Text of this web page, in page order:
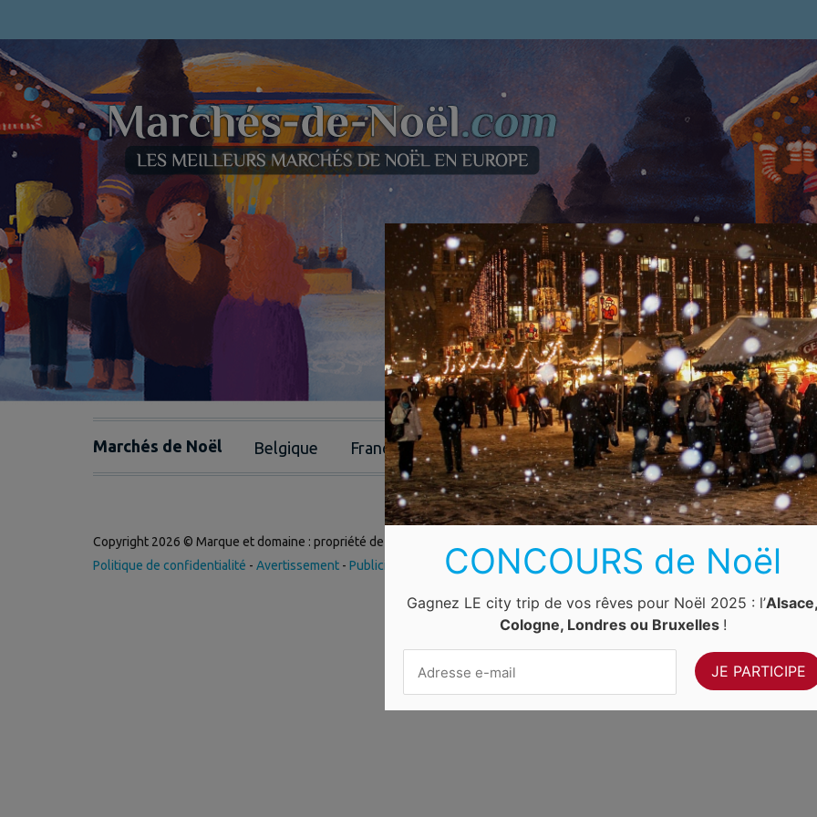
Marchés de Noël Belgique France Luxembourg Allemagne Pays-Bas Suisse
Copyright 2026 © Marque et domaine : propriété de
Politique de confidentialité - Avertissement - Publicité Contact -Newsletter
CONCOURS de Noël
Gagnez LE city trip de vos rêves pour Noël 2025 : l’
Cologne, Londres ou Bruxelles !